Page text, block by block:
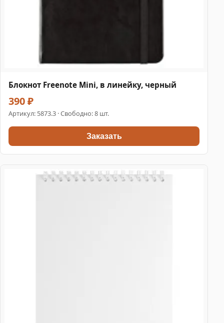
Блокнот Freenote Mini, в линейку, черный
390 ₽
Артикул: 5873.3 · Свободно: 8 шт.
Заказать